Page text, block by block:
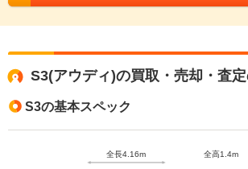
S3(アウディ)の買取・売却・査
S3の基本スペック
全長4.16m 全高1.4m